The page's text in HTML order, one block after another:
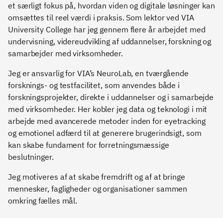
et særligt fokus på, hvordan viden og digitale løsninger kan
omsættes til reel værdi i praksis. Som lektor ved VIA
University College har jeg gennem flere år arbejdet med
undervisning, videreudvikling af uddannelser, forskning og
samarbejder med virksomheder.
Jeg er ansvarlig for VIA’s NeuroLab, en tværgående
forsknings- og testfacilitet, som anvendes både i
forskningsprojekter, direkte i uddannelser og i samarbejde
med virksomheder. Her kobler jeg data og teknologi i mit
arbejde med avancerede metoder inden for eyetracking
og emotionel adfærd til at generere brugerindsigt, som
kan skabe fundament for forretningsmæssige
beslutninger.
Jeg motiveres af at skabe fremdrift og af at bringe
mennesker, fagligheder og organisationer sammen
omkring fælles mål.